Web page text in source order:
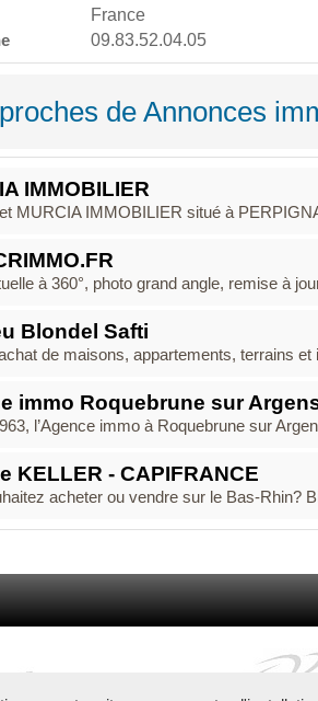
France
09.83.52.04.05
de Annonces
IMMOBILIER
MURCIA IMMOBILIER situé à
à 360°, photo grand angle, remise à
Blondel Safti
de maisons, appartements, terrains
immo Roquebrune sur
l’Agence immo à Roquebrune sur
KELLER - CAPIFRANCE
acheter ou vendre sur le Bas-Rhin?